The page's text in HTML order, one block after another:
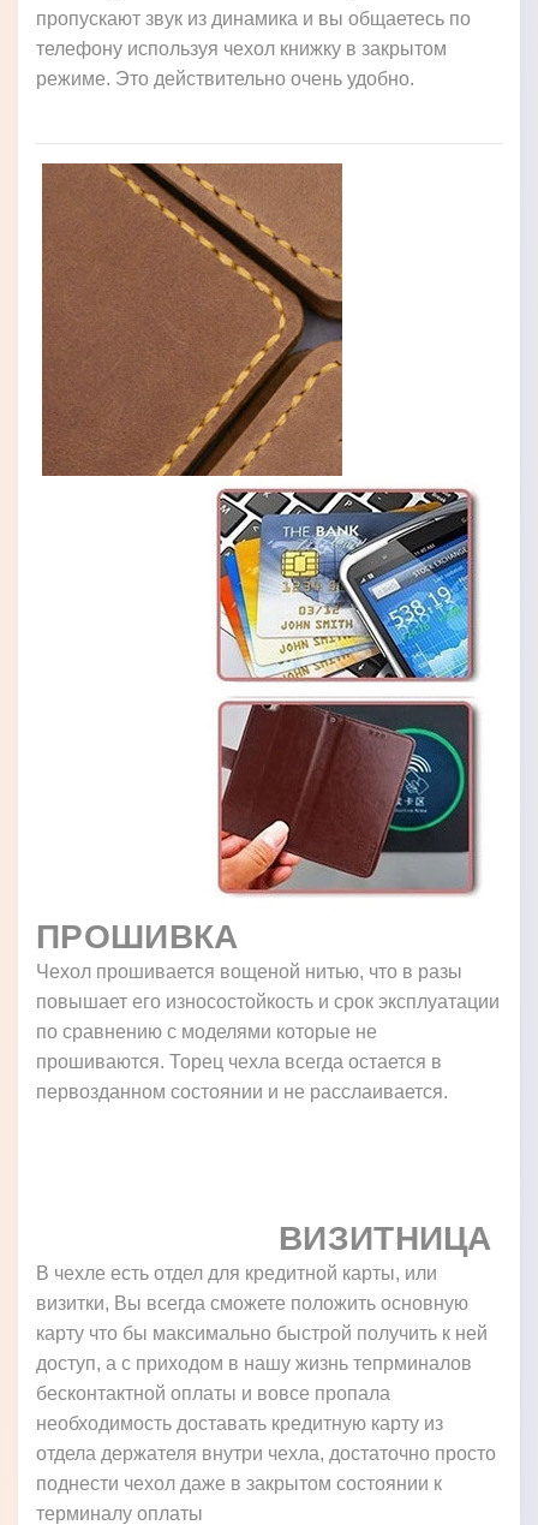
пропускают звук из динамика и вы общаетесь по
телефону используя чехол книжку в закрытом
режиме. Это действительно очень удобно.
ПРОШИВКА
Чехол прошивается вощеной нитью, что в разы
повышает его износостойкость и срок эксплуатации
по сравнению с моделями которые не
прошиваются. Торец чехла всегда остается в
первозданном состоянии и не расслаивается.
ВИЗИТНИЦА
В чехле есть отдел для кредитной карты, или
визитки, Вы всегда сможете положить основную
карту что бы максимально быстрой получить к ней
доступ, а с приходом в нашу жизнь тепрминалов
бесконтактной оплаты и вовсе пропала
необходимость доставать кредитную карту из
отдела держателя внутри чехла, достаточно просто
поднести чехол даже в закрытом состоянии к
терминалу оплаты